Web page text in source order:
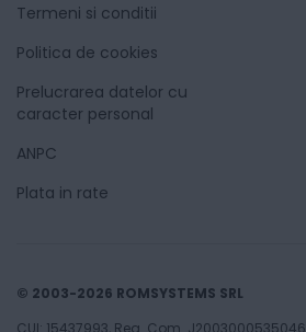
Termeni si conditii
Politica de cookies
Prelucrarea datelor cu
caracter personal
ANPC
Plata in rate
© 2003-2026 ROMSYSTEMS SRL
CUI: 15437993, Reg. Com. J2003000535046